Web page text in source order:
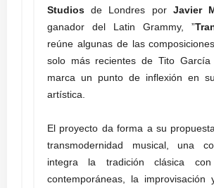
Studiosde Londres por Javier
ganador del Latin Grammy, ”
reúne algunas de las
solo más recientes de Tito García
marca un punto de inflexión en
artística.
El proyecto da forma a su
transmodernidad musical, una
integra la tradición clásica con
contemporáneas, la improvisación